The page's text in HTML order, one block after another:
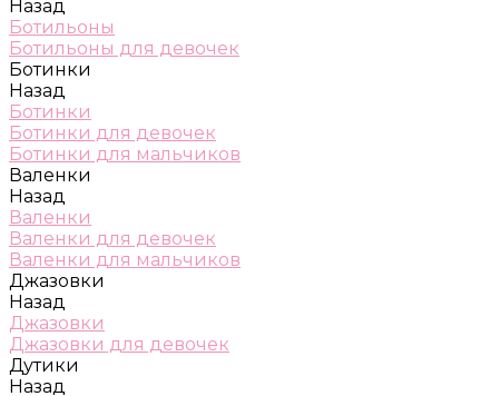
Назад
Ботильоны
Ботильоны для девочек
Ботинки
Назад
Ботинки
Ботинки для девочек
Ботинки для мальчиков
Валенки
Назад
Валенки
Валенки для девочек
Валенки для мальчиков
Джазовки
Назад
Джазовки
Джазовки для девочек
Дутики
Назад